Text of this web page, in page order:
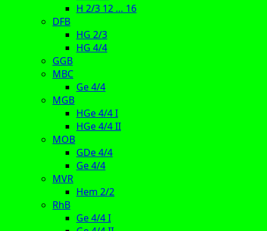
H 2/3 12 … 16
DFB
HG 2/3
HG 4/4
GGB
MBC
Ge 4/4
MGB
HGe 4/4 I
HGe 4/4 II
MOB
GDe 4/4
Ge 4/4
MVR
Hem 2/2
RhB
Ge 4/4 I